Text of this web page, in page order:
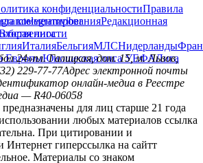
конфиденциальностиПравила
комментированияРедакционная
telegramviber
лига
ИталияБельгияМЛСНидерланды
ЕвропыЮношеская лига УЕФАЛига
24»пл. Галицкая, дом. 15, м. Львов,
229-77-77Адрес электронной почты
онлайн-медиа в Реестре
— R40-06058
для лиц старше 21 года
любых материалов ссылка
При цитировании и
Интернет гиперссылка на сайтт
Материалы со знаком